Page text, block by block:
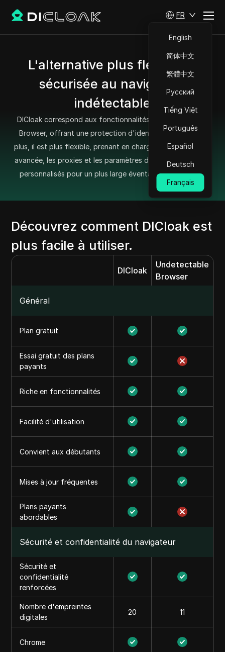
FR
English
简体中文
繁體中文
Русский
Tiếng Việt
Português
Español
Deutsch
Français
L'alternative plus flexible et
sécurisée au navigateur
indétectable
DICloak correspond aux fonctionnalités de Undetectable
Browser, offrant une protection d'identité sécurisée. De
plus, il est plus flexible, prenant en charge l'automatisation
avancée, les proxies et les paramètres d'empreinte digitale
personnalisés pour un plus large éventail d'applications.
Découvrez comment DICloak est
plus facile à utiliser.
DICloak
Undetectable
Browser
Général
Plan gratuit
Essai gratuit des plans
payants
Riche en fonctionnalités
Facilité d'utilisation
Convient aux débutants
Mises à jour fréquentes
Plans payants
abordables
Sécurité et confidentialité du navigateur
Sécurité et
confidentialité
renforcées
Nombre d'empreintes
digitales
20 11
Chrome